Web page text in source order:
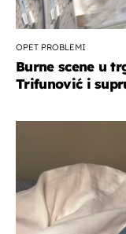
OPET PROBLEMI
Burne scene u
Trifunović i